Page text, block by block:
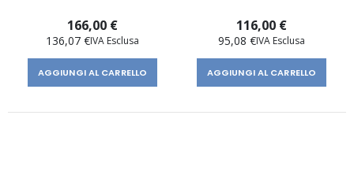
166,00 €
136,07 €
AGGIUNGI AL CARRELLO
116,00 €
95,08 €
AGGIUNGI AL CARRELLO